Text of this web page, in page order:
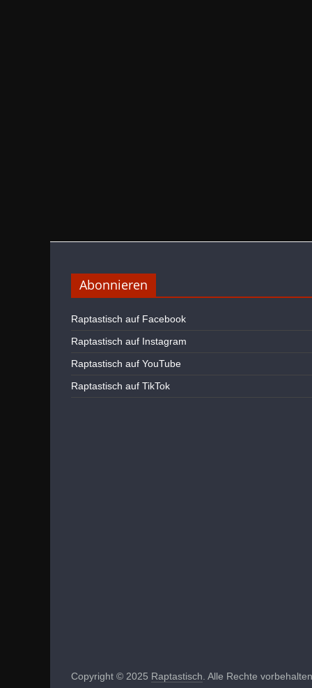
Abonnieren
Raptastisch auf Facebook
Raptastisch auf Instagram
Raptastisch auf YouTube
Raptastisch auf TikTok
Copyright © 2025 Raptastisch . Alle Rechte